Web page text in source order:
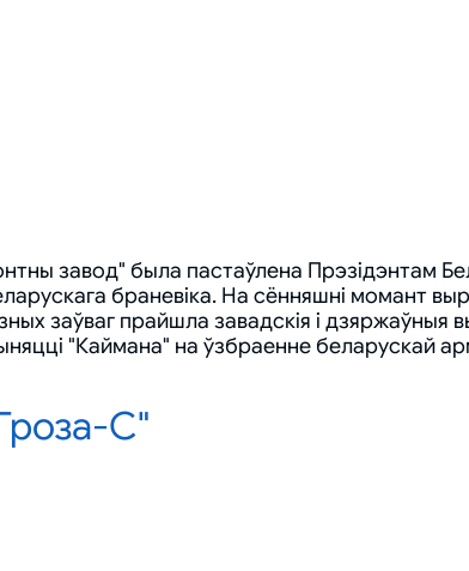
завод" была пастаўлена Прэзідэнтам
браневіка. На сённяшні момант
заўваг прайшла завадскія і дзяржаўныя
"Каймана" на ўзбраенне беларускай
С"